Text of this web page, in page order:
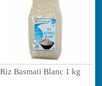
Riz Basmati Blanc 1 kg